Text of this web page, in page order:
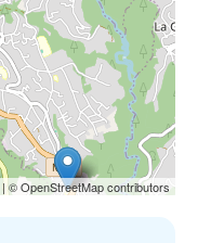
| © OpenStreetMap contributors